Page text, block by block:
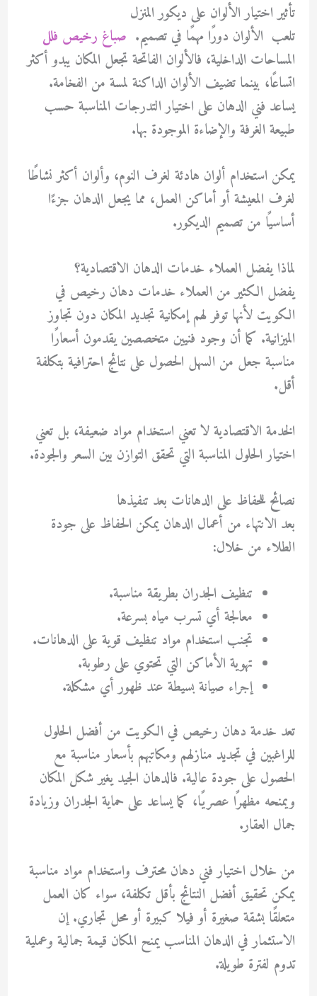
تأثير اختيار الألوان على ديكور المنزل
تلعب الألوان دورًا مهمًا في تصميم. صباغ رخيص فلل
المساحات الداخلية، فالألوان الفاتحة تجعل المكان يبدو أكثر
اتساعًا، بينما تضيف الألوان الداكنة لمسة من الفخامة.
يساعد فني الدهان على اختيار التدرجات المناسبة حسب
طبيعة الغرفة والإضاءة الموجودة بها.
يمكن استخدام ألوان هادئة لغرف النوم، وألوان أكثر نشاطًا
لغرف المعيشة أو أماكن العمل، مما يجعل الدهان جزءًا
أساسيًا من تصميم الديكور.
لماذا يفضل العملاء خدمات الدهان الاقتصادية؟
يفضل الكثير من العملاء خدمات دهان رخيص في
الكويت لأنها توفر لهم إمكانية تجديد المكان دون تجاوز
الميزانية. كما أن وجود فنيين متخصصين يقدمون أسعارًا
مناسبة جعل من السهل الحصول على نتائج احترافية بتكلفة
أقل.
الخدمة الاقتصادية لا تعني استخدام مواد ضعيفة، بل تعني
اختيار الحلول المناسبة التي تحقق التوازن بين السعر والجودة.
نصائح للحفاظ على الدهانات بعد تنفيذها
بعد الانتهاء من أعمال الدهان يمكن الحفاظ على جودة
الطلاء من خلال:
تنظيف الجدران بطريقة مناسبة.
معالجة أي تسرب مياه بسرعة.
تجنب استخدام مواد تنظيف قوية على الدهانات.
تهوية الأماكن التي تحتوي على رطوبة.
إجراء صيانة بسيطة عند ظهور أي مشكلة.
تعد خدمة دهان رخيص في الكويت من أفضل الحلول
للراغبين في تجديد منازلهم ومكاتبهم بأسعار مناسبة مع
الحصول على جودة عالية. فالدهان الجيد يغير شكل المكان
ويمنحه مظهرًا عصريًا، كما يساعد على حماية الجدران وزيادة
جمال العقار.
من خلال اختيار فني دهان محترف واستخدام مواد مناسبة
يمكن تحقيق أفضل النتائج بأقل تكلفة، سواء كان العمل
متعلقًا بشقة صغيرة أو فيلا كبيرة أو محل تجاري. إن
الاستثمار في الدهان المناسب يمنح المكان قيمة جمالية وعملية
تدوم لفترة طويلة.